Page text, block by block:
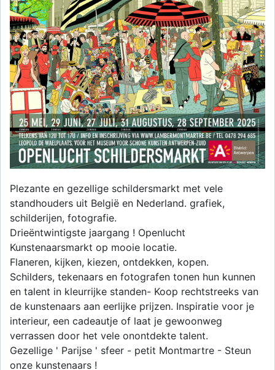
Plezante en gezellige schildersmarkt met vele
standhouders uit België en Nederland. grafiek,
schilderijen, fotografie.
Drieëntwintigste jaargang ! Openlucht
Kunstenaarsmarkt op mooie locatie.
Flaneren, kijken, kiezen, ontdekken, kopen.
Schilders, tekenaars en fotografen tonen hun kunnen
en talent in kleurrijke standen- Koop rechtstreeks van
de kunstenaars aan eerlijke prijzen. Inspiratie voor je
interieur, een cadeautje of laat je gewoonweg
verrassen door het vele onontdekte talent.
Gezellige ' Parijse ' sfeer - petit Montmartre - Steun
onze kunstenaars !